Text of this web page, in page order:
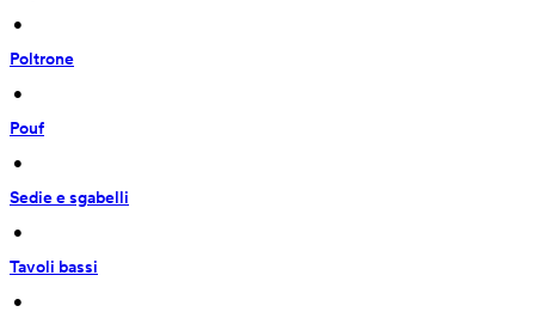
•
Poltrone
•
Pouf
•
Sedie e sgabelli
•
Tavoli bassi
•